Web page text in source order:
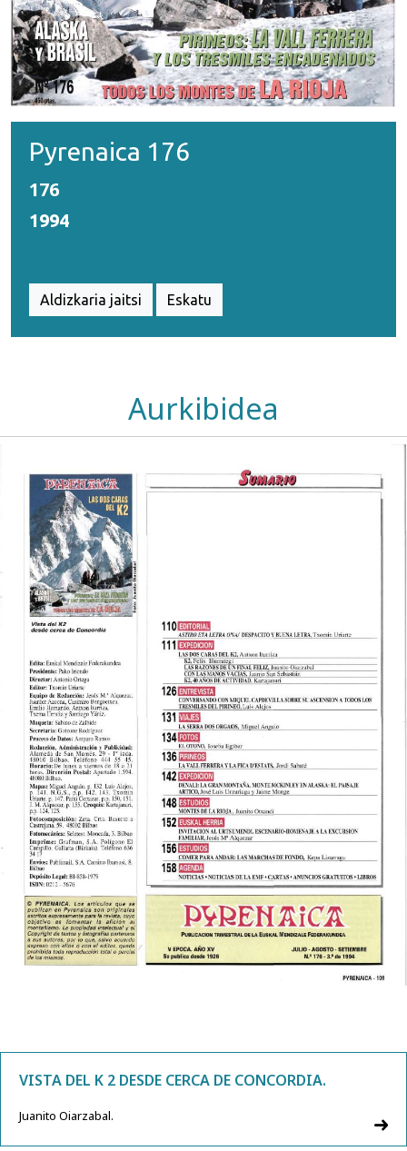
Pyrenaica 176
176
1994
Aldizkaria jaitsi Eskatu
Aurkibidea
VISTA DEL K 2 DESDE CERCA DE CONCORDIA.
Juanito Oiarzabal.